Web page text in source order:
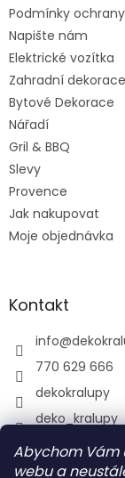
Abychom Vám
webu a
Podmínky
Napište nám
Elektrické vozítka
Zahradní dekorace
Bytové Dekorace
Nářadí
Gril & BBQ
Slevy
Provence
Jak nakupovat
Moje objednávka
Kontakt
info@
770 629 666
dekokralupy
deko_kralupy